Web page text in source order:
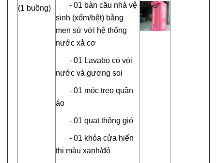
(1 buồng)
- 01 bàn cầu nhà vệ
sinh (xổm/bệt) bằng
men sứ với hệ thống
nước xả cơ
- 01 Lavabo có vòi
nước và gương soi
- 01 móc treo quần
áo
- 01 quạt thông gió
- 01 khóa cửa hiển
thị màu xanh/đỏ